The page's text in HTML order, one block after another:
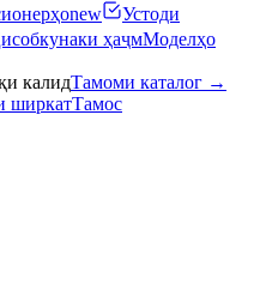
new
Устоди
ҳаҷмМоделҳо
калидТамоми каталог →
ширкатТамос